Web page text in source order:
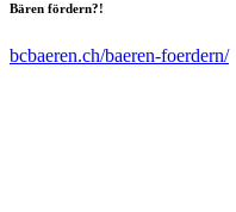
Bären fördern?!
bcbaeren.ch/baeren-foerdern/